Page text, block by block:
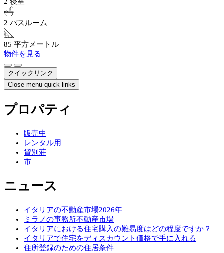
2 寝室
2 バスルーム
85 平方メートル
物件を見る
クイックリンク
Close menu quick links
プロパティ
販売中
レンタル用
貸別荘
市
ニュース
イタリアの不動産市場2026年
ミラノの事務所不動産市場
イタリアにおける住宅購入の難易度はどの程度ですか？
イタリアで住宅をディスカウント価格で手に入れる
住所登録のための住居条件